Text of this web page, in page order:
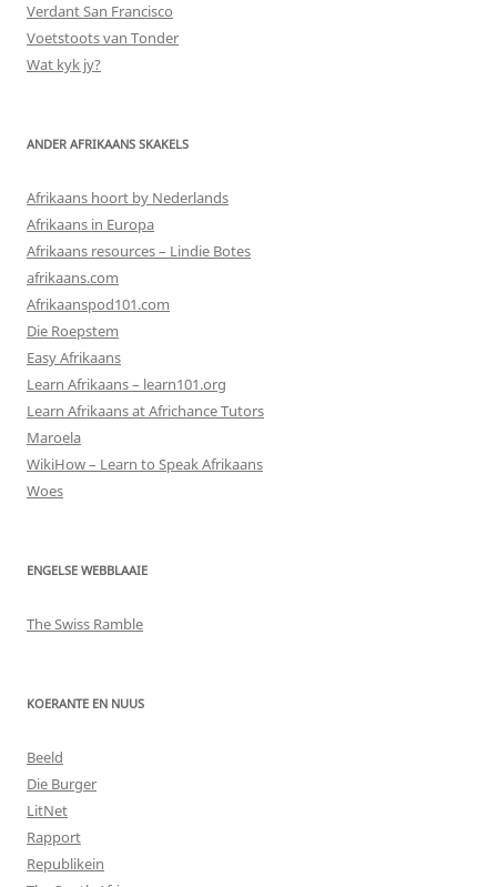
Verdant San Francisco
Voetstoots van Tonder
Wat kyk jy?
ANDER AFRIKAANS SKAKELS
Afrikaans hoort by Nederlands
Afrikaans in Europa
Afrikaans resources – Lindie Botes
afrikaans.com
Afrikaanspod101.com
Die Roepstem
Easy Afrikaans
Learn Afrikaans – learn101.org
Learn Afrikaans at Africhance Tutors
Maroela
WikiHow – Learn to Speak Afrikaans
Woes
ENGELSE WEBBLAAIE
The Swiss Ramble
KOERANTE EN NUUS
Beeld
Die Burger
LitNet
Rapport
Republikein